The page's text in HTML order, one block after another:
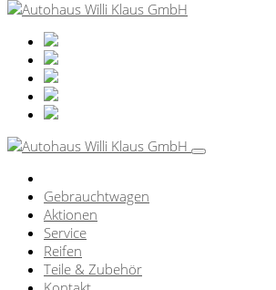
Gebrauchtwagen
Aktionen
Service
Reifen
Teile & Zubehör